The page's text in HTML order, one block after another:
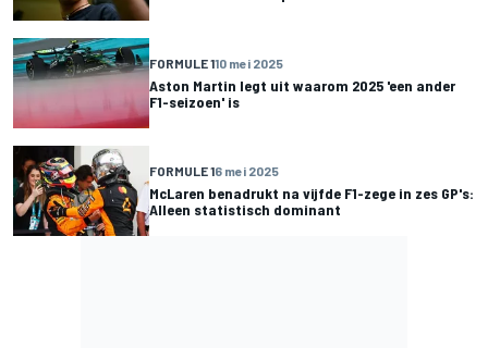
FORMULE 110 mei 2025
Aston Martin legt uit waarom 2025 'een ander
F1-seizoen' is
FORMULE 16 mei 2025
McLaren benadrukt na vijfde F1-zege in zes GP's:
Alleen statistisch dominant